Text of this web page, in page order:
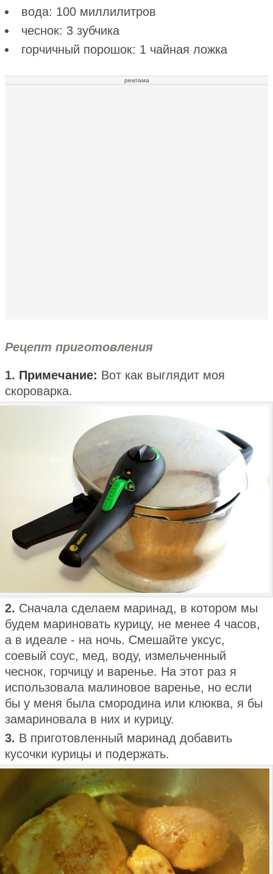
вода: 100 миллилитров
чеснок: 3 зубчика
горчичный порошок: 1 чайная ложка
реклама
Рецепт приготовления
1. Примечание: Вот как выглядит моя
скороварка.
2. Сначала сделаем маринад, в котором мы
будем мариновать курицу, не менее 4 часов,
а в идеале - на ночь. Смешайте уксус,
соевый соус, мед, воду, измельченный
чеснок, горчицу и варенье. На этот раз я
использовала малиновое варенье, но если
бы у меня была смородина или клюква, я бы
замариновала в них и курицу.
3. В приготовленный маринад добавить
кусочки курицы и подержать.